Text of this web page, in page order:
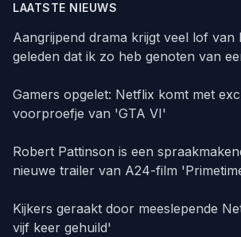
LAATSTE NIEUWS
Aangrijpend drama krijgt veel lof van
geleden dat ik zo heb genoten van
Gamers opgelet: Netflix komt met
voorproefje van 'GTA VI'
Robert Pattinson is een
nieuwe trailer van A24-film
Kijkers geraakt door meeslepende
vijf keer gehuild'